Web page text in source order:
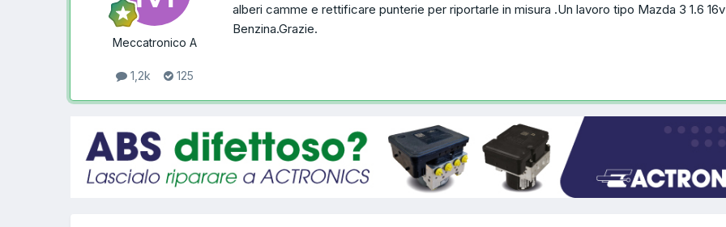
Meccatronico A
1,2k 125
alberi camme e rettificare punterie per riportarle in misura .Un lavoro tipo Mazda 3 1.6 16v
Benzina.Grazie.